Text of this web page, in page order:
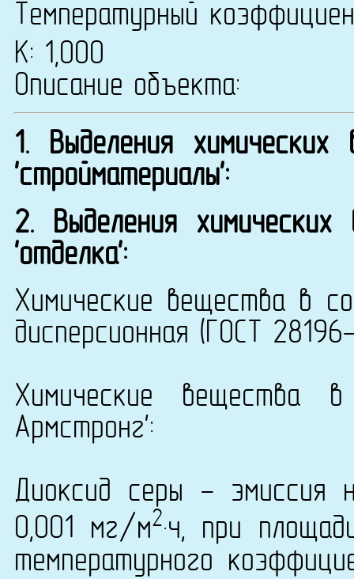
Температурный
К: 1,000
Описание объекта:
1. Выделения
'стройматериалы':
2. Выделения
'отделка':
Химические вещества в
дисперсионная (ГОСТ
Химические вещества
Армстронг':
Диоксид серы - эмиссия
0,001 мг/м2·ч, при
температурного